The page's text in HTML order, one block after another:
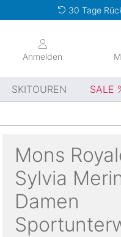
30 Tage
Anmelden
SKITOUREN SALE
Mons
Sylvia
Damen